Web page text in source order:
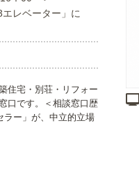
レベーター」に
住宅・別荘・リフォー
口です。＜相談窓口歴
ラー」が、中立的立場